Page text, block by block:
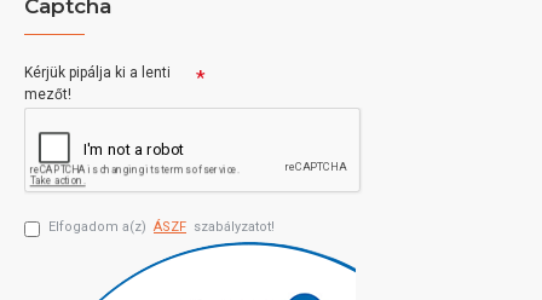
Captcha
Kérjük pipálja ki a lenti
mezőt!
Elfogadom a(z) ÁSZF szabályzatot!